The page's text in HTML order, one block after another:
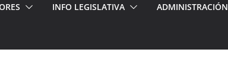
INFO LEGISLATIVA ADMINISTRACIÓN